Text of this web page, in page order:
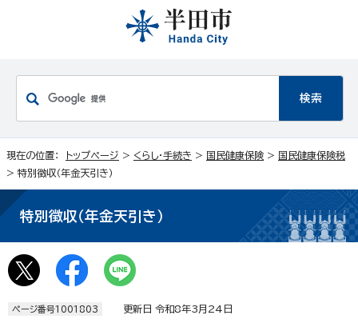
現在の位置： トップページ > くらし・手続き > 国民健康保険 > 国民健康保険税
> 特別徴収（年金天引き）
特別徴収（年金天引き）
ページ番号1001803 更新日 令和8年3月24日